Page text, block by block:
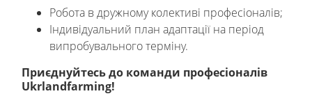
Робота в дружному колективі професіоналів;
Індивідуальний план адаптації на період
випробувального терміну.
Приєднуйтесь до команди професіоналів
Ukrlandfarming!